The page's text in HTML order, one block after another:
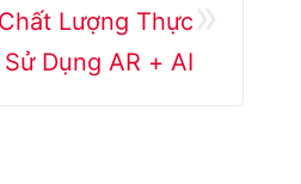
Lượng Thực
Dụng AR + AI